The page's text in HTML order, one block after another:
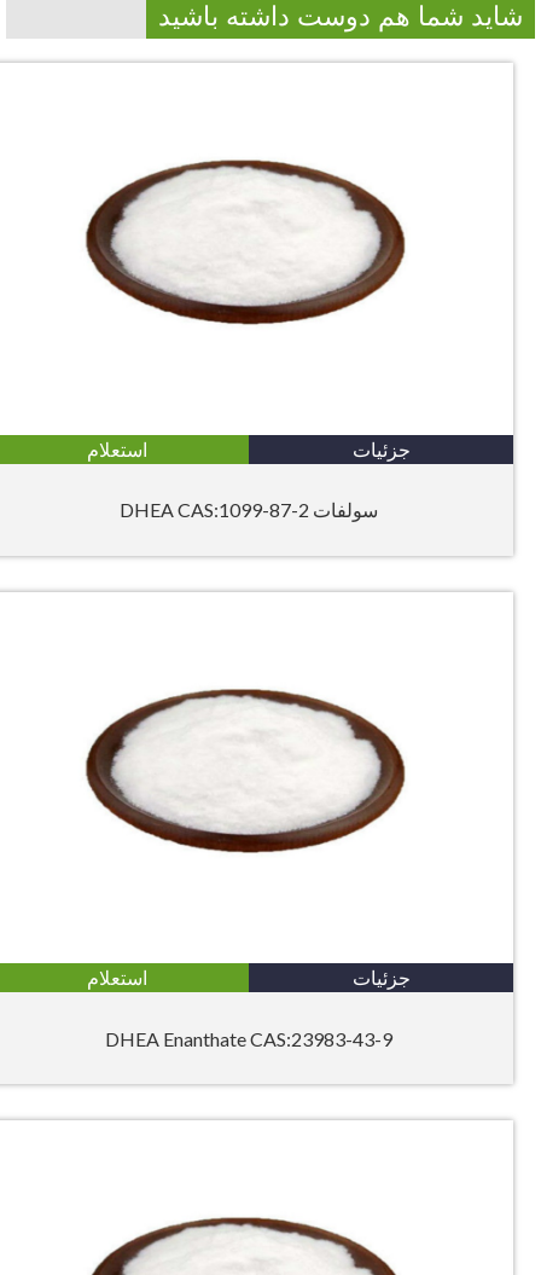
شاید شما هم دوست داشته باشید
جزئیات استعلام
سولفات DHEA CAS:1099-87-2
جزئیات استعلام
DHEA Enanthate CAS:23983-43-9